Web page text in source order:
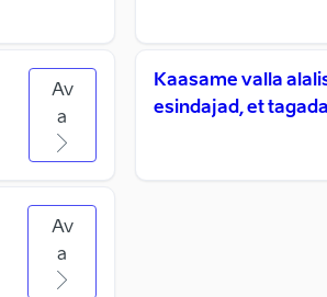
Av
a
Kaasame valla
esindajad, et
Av
a